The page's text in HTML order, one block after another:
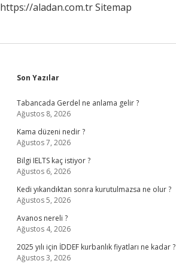
https://aladan.com.trSitemap
Sidebar
Son Yazılar
Tabancada Gerdel ne anlama gelir ?
Ağustos 8, 2026
Kama düzeni nedir ?
Ağustos 7, 2026
Bilgi IELTS kaç istiyor ?
Ağustos 6, 2026
Kedi yıkandıktan sonra kurutulmazsa ne olur ?
Ağustos 5, 2026
Avanos nereli ?
Ağustos 4, 2026
2025 yılı için İDDEF kurbanlık fiyatları ne kadar ?
Ağustos 3, 2026